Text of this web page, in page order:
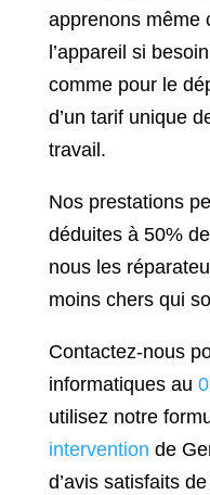
apprenons même
l’appareil si
comme pour le
d’un tarif unique
travail.
Nos prestations
déduites à 50%
nous les
moins chers qui
Contactez-nous
informatiques au
utilisez notre
intervention de
d’avis satisfaits